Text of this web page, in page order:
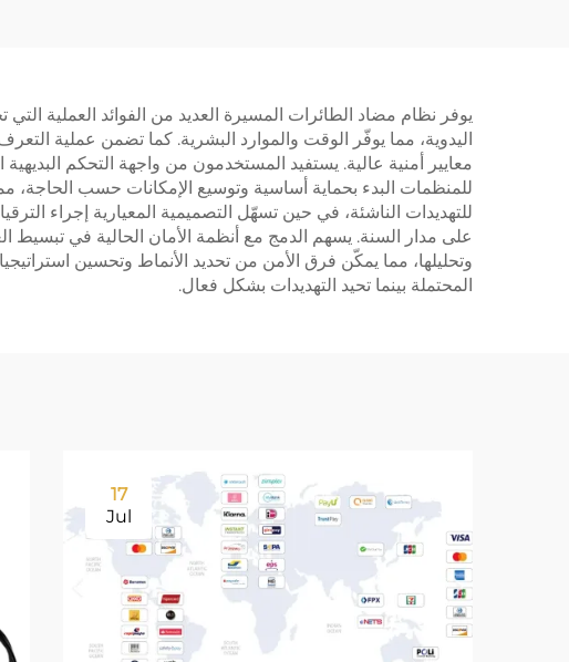
يوفر نظام مضاد الطائرات المسيرة العديد من الفوائد العملية التي
اليدوية، مما يوفّر الوقت والموارد البشرية. كما تضمن عملية
معايير أمنية عالية. يستفيد المستخدمون من واجهة التحكم البديهية
للمنظمات البدء بحماية أساسية وتوسيع الإمكانات حسب الحاجة،
للتهديدات الناشئة، في حين تسهّل التصميمية المعيارية إجراء
على مدار السنة. يسهم الدمج مع أنظمة الأمان الحالية في تبسيط
وتحليلها، مما يمكّن فرق الأمن من تحديد الأنماط وتحسين
المحتملة بينما تحيد التهديدات بشكل فعال.
17
Jul